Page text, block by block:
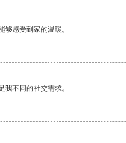
感受到家的温暖。
不同的社交需求。